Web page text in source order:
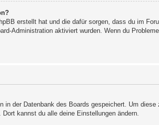
erstellt hat und die dafür sorgen, dass du im
Administration aktiviert wurden. Wenn du
der Datenbank des Boards gespeichert. Um
kannst du alle deine Einstellungen ändern.